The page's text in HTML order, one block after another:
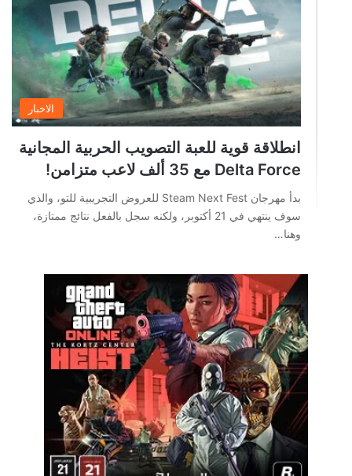
الاخبار
انطلاقة قوية للعبة التصويب الحربية المجانية
Delta Force مع 35 ألف لاعب متزامن!
بدأ مهرجان Steam Next Fest للعروض التجريبية للتو، والذي
سوف ينتهي في 21 أكتوبر، ولكنه سجل بالفعل نتائج ممتازة،
وهنا…